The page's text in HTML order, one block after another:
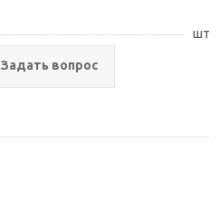
шт
Задать вопрос